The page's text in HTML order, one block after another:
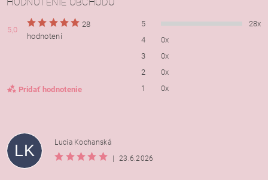
5,0
28
hodnotení
Pridať hodnotenie
5
28x
4
0x
3
0x
2
0x
1
0x
LK
Lucia Kochanská
|
23.6.2026